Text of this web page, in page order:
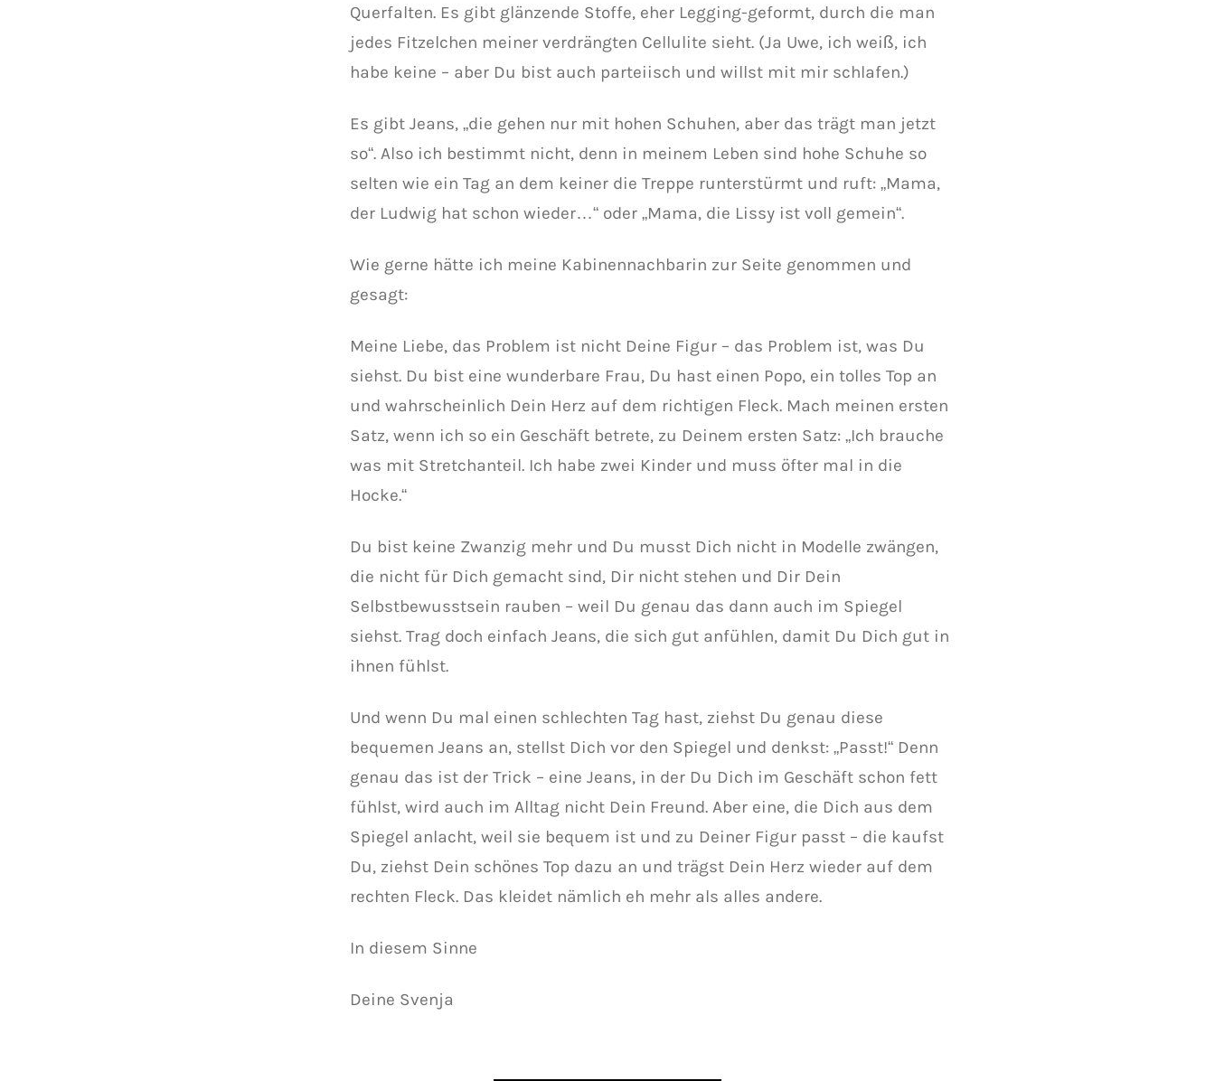
Querfalten. Es gibt glänzende Stoffe, eher Legging-geformt, durch die man
jedes Fitzelchen meiner verdrängten Cellulite sieht. (Ja Uwe, ich weiß, ich
habe keine – aber Du bist auch parteiisch und willst mit mir schlafen.)
Es gibt Jeans, „die gehen nur mit hohen Schuhen, aber das trägt man jetzt
so“. Also ich bestimmt nicht, denn in meinem Leben sind hohe Schuhe so
selten wie ein Tag an dem keiner die Treppe runterstürmt und ruft: „Mama,
der Ludwig hat schon wieder…“ oder „Mama, die Lissy ist voll gemein“.
Wie gerne hätte ich meine Kabinennachbarin zur Seite genommen und
gesagt:
Meine Liebe, das Problem ist nicht Deine Figur – das Problem ist, was Du
siehst. Du bist eine wunderbare Frau, Du hast einen Popo, ein tolles Top an
und wahrscheinlich Dein Herz auf dem richtigen Fleck. Mach meinen ersten
Satz, wenn ich so ein Geschäft betrete, zu Deinem ersten Satz: „Ich brauche
was mit Stretchanteil. Ich habe zwei Kinder und muss öfter mal in die
Hocke.“
Du bist keine Zwanzig mehr und Du musst Dich nicht in Modelle zwängen,
die nicht für Dich gemacht sind, Dir nicht stehen und Dir Dein
Selbstbewusstsein rauben – weil Du genau das dann auch im Spiegel
siehst. Trag doch einfach Jeans, die sich gut anfühlen, damit Du Dich gut in
ihnen fühlst.
Und wenn Du mal einen schlechten Tag hast, ziehst Du genau diese
bequemen Jeans an, stellst Dich vor den Spiegel und denkst: „Passt!“ Denn
genau das ist der Trick – eine Jeans, in der Du Dich im Geschäft schon fett
fühlst, wird auch im Alltag nicht Dein Freund. Aber eine, die Dich aus dem
Spiegel anlacht, weil sie bequem ist und zu Deiner Figur passt – die kaufst
Du, ziehst Dein schönes Top dazu an und trägst Dein Herz wieder auf dem
rechten Fleck. Das kleidet nämlich eh mehr als alles andere.
In diesem Sinne
Deine Svenja